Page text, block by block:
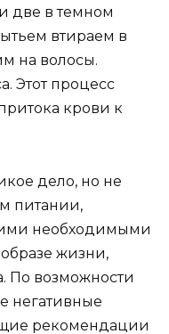
две в темном
втираем в
на волосы.
Этот процесс
крови к
дело, но не
питании,
необходимыми
жизни,
По возможности
негативные
рекомендации